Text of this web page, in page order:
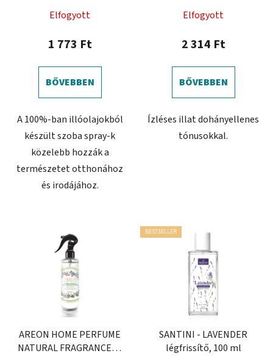
Elfogyott
1 773 Ft
BŐVEBBEN
A 100%-ban illóolajokból
készült szoba spray-k
közelebb hozzák a
természetet otthonához
és irodájához.
Elfogyott
2 314 Ft
BŐVEBBEN
Ízléses illat dohányellenes
tónusokkal.
AREON HOME PERFUME
NATURAL FRAGRANCES -
BESTSELLER
SANTINI - LAVENDER
légfrissítő, 100 ml